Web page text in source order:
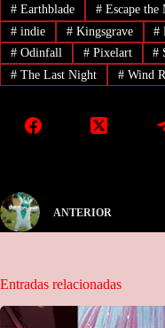
#Earthblade #Escape the
#indie #Kingsgrave #
#Odinfall #Pixelart #
#The Last Night #Wind
ANTERIOR
Entradas relacionadas